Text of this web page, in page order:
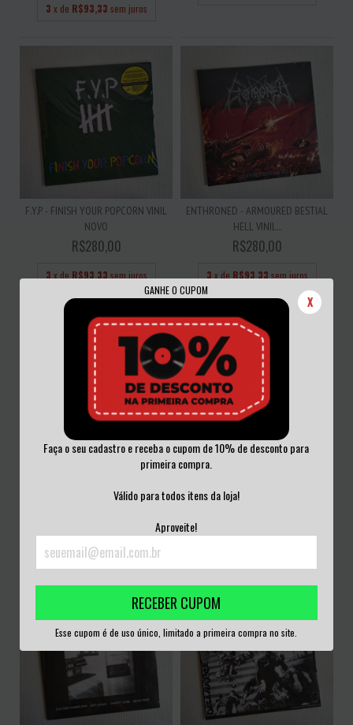
GANHE O CUPOM
X
Faça o seu cadastro e receba o cupom de 10% de desconto para
primeira compra.
Válido para todos itens da loja!
Aproveite!
RECEBER CUPOM
Esse cupom é de uso único, limitado a primeira compra no site.
3 x de R$93,33 sem juros
F.Y.P - FINISH YOUR POPCORN VINIL
NOVO
R$280,00
3 x de R$93,33 sem juros
ENTHRONED - ARMOURED BESTIAL
HELL VINIL...
R$280,00
3 x de R$93,33 sem juros
CLASSICS VINI...